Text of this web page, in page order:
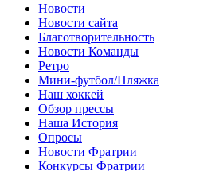
Новости
Новости сайта
Благотворительность
Новости Команды
Ретро
Мини-футбол/Пляжка
Наш хоккей
Обзор прессы
Наша История
Опросы
Новости Фратрии
Конкурсы Фратрии